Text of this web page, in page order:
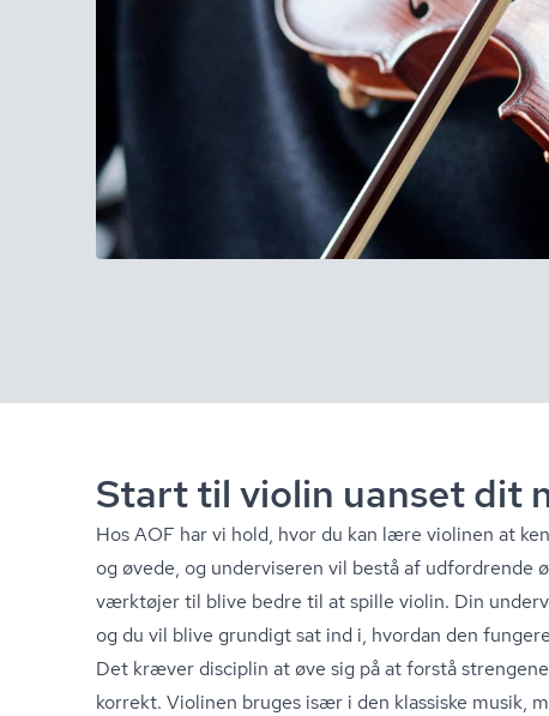
Start til violin uanset dit
Hos AOF har vi hold, hvor du kan lære violinen at
og øvede, og underviseren vil bestå af udfordrende
værktøjer til blive bedre til at spille violin. Din
og du vil blive grundigt sat ind i, hvordan den
Det kræver disciplin at øve sig på at forstå
korrekt. Violinen bruges især i den klassiske musik,